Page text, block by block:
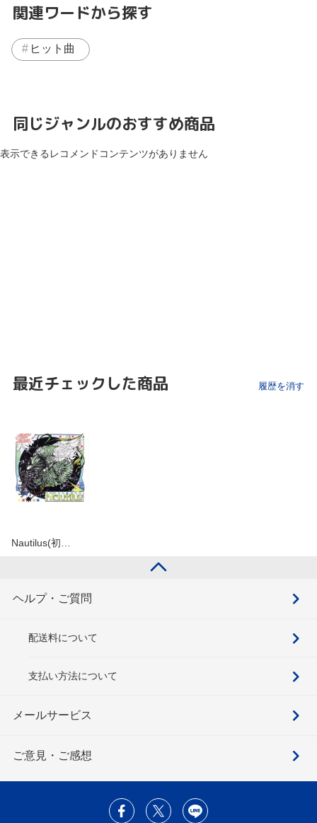
関連ワードから探す
ヒット曲
同じジャンルのおすすめ商品
表示できるレコメンドコンテンツがありません
最近チェックした商品 履歴を消す
Nautilus(初…
ヘルプ・ご質問
配送料について
支払い方法について
メールサービス
ご意見・ご感想